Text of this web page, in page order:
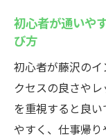
初心者が通いや
び方
初心者が藤沢の
クセスの良さや
を重視すると良
やすく、仕事帰